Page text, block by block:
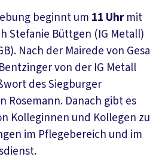
beginnt um 11 Uhrmit
Stefanie Büttgen (IG Metall)
Nach der Mairede von Gesa
von der IG Metall
des Siegburger
Rosemann. Danach gibt es
Kolleginnen und Kollegen zu
im Pflegebereich und im